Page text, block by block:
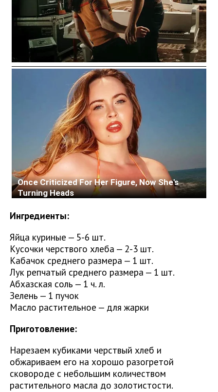
Ингредиенты:
Яйца куриные — 5-6 шт.
Кусочки черствого хлеба — 2-3 шт.
Кабачок среднего размера — 1 шт.
Лук репчатый среднего размера — 1 шт.
Абхазская соль — 1 ч. л.
Зелень — 1 пучок
Масло растительное — для жарки
Приготовление:
Нарезаем кубиками черствый хлеб и
обжариваем его на хорошо разогретой
сковороде с небольшим количеством
растительного масла до золотистости.